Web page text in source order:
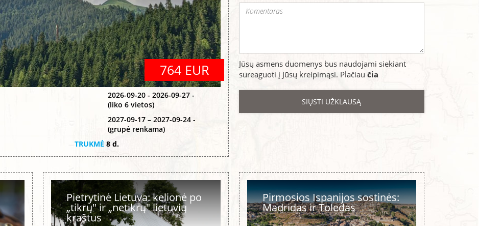
764 EUR
2026-09-20 - 2026-09-27 -
(liko 6 vietos)
2027-09-17 – 2027-09-24 -
(grupė renkama)
TRUKMĖ 8 d.
Jūsų asmens duomenys bus naudojami siekiant
sureaguoti į Jūsų kreipimąsi. Plačiau čia
Pietrytinė Lietuva: kelionė po
„tikrų" ir „netikrų" lietuvių
kraštus
Pirmosios Ispanijos sostinės:
Madridas ir Toledas